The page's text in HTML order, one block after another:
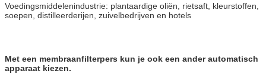
Voedingsmiddelenindustrie: plantaardige oliën, rietsaft, kleurstoffen,
soepen, distilleerderijen, zuivelbedrijven en hotels
Met een membraanfilterpers kun je ook een ander automatisch
apparaat kiezen.